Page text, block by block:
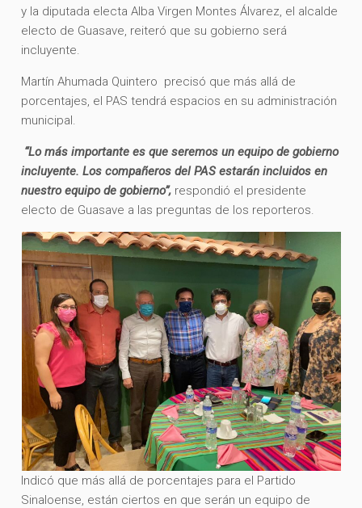
y la diputada electa Alba Virgen Montes Álvarez, el alcalde
electo de Guasave, reiteró que su gobierno será
incluyente.
Martín Ahumada Quintero precisó que más allá de
porcentajes, el PAS tendrá espacios en su administración
municipal.
“Lo más importante es que seremos un equipo de gobierno
incluyente. Los compañeros del PAS estarán incluidos en
nuestro equipo de gobierno”, respondió el presidente
electo de Guasave a las preguntas de los reporteros.
Indicó que más allá de porcentajes para el Partido
Sinaloense, están ciertos en que serán un equipo de